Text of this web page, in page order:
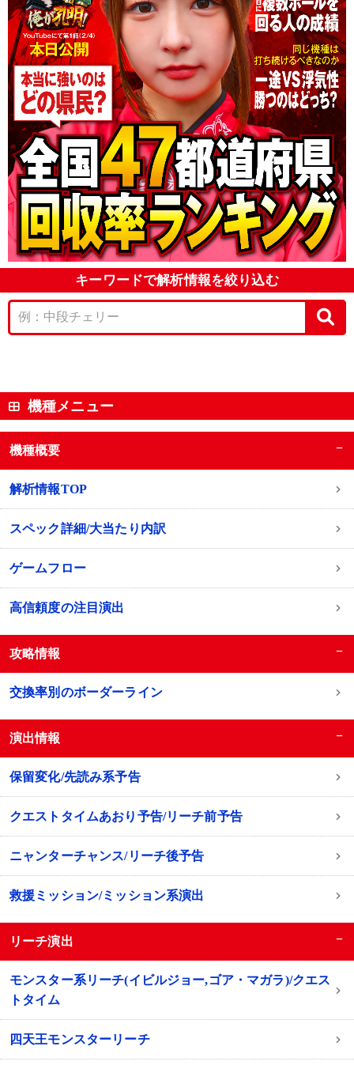
キーワードで解析情報を絞り込む
機種メニュー
機種概要 −
解析情報TOP
スペック詳細/大当たり内訳
ゲームフロー
高信頼度の注目演出
攻略情報 −
交換率別のボーダーライン
演出情報 −
保留変化/先読み系予告
クエストタイムあおり予告/リーチ前予告
ニャンターチャンス/リーチ後予告
救援ミッション/ミッション系演出
リーチ演出 −
モンスター系リーチ(イビルジョー,ゴア・マガラ)/クエス
トタイム
四天王モンスターリーチ